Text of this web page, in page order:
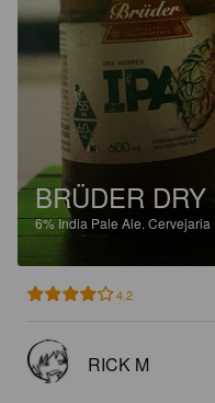
BRÜDER
6%India Pale Ale. Cervejaria
4.2
RICK M